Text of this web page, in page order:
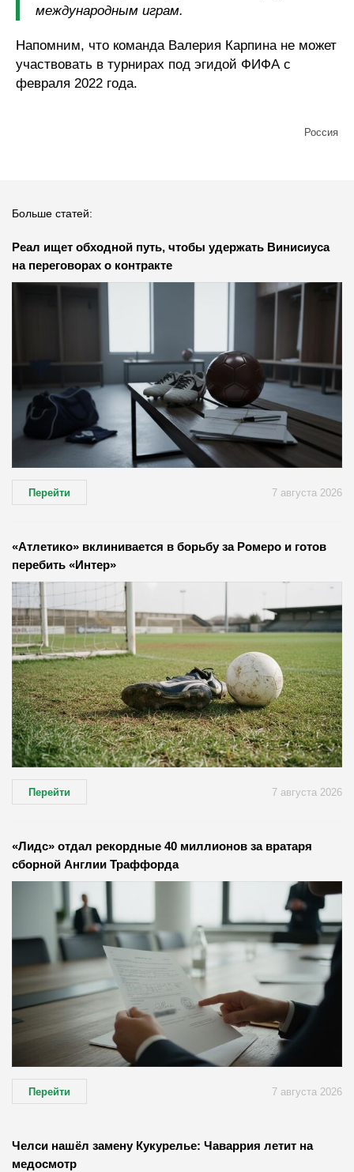
международным играм.
Напомним, что команда Валерия Карпина не может
участвовать в турнирах под эгидой ФИФА с
февраля 2022 года.
Россия
Больше статей:
Реал ищет обходной путь, чтобы удержать Винисиуса
на переговорах о контракте
Перейти 7 августа 2026
«Атлетико» вклинивается в борьбу за Ромеро и готов
перебить «Интер»
Перейти 7 августа 2026
«Лидс» отдал рекордные 40 миллионов за вратаря
сборной Англии Траффорда
Перейти 7 августа 2026
Челси нашёл замену Кукурелье: Чаваррия летит на
медосмотр